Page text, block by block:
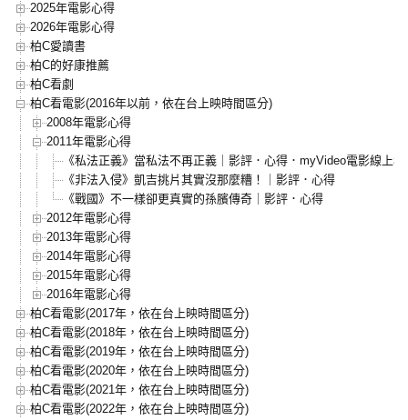
2025年電影心得
2026年電影心得
柏C愛讀書
柏C的好康推薦
柏C看劇
柏C看電影(2016年以前，依在台上映時間區分)
2008年電影心得
2011年電影心得
《私法正義》當私法不再正義｜影評．心得．myVideo電影線上看
《非法入侵》凱吉挑片其實沒那麼糟！｜影評．心得
《戰國》不一樣卻更真實的孫臏傳奇｜影評．心得
2012年電影心得
2013年電影心得
2014年電影心得
2015年電影心得
2016年電影心得
柏C看電影(2017年，依在台上映時間區分)
柏C看電影(2018年，依在台上映時間區分)
柏C看電影(2019年，依在台上映時間區分)
柏C看電影(2020年，依在台上映時間區分)
柏C看電影(2021年，依在台上映時間區分)
柏C看電影(2022年，依在台上映時間區分)